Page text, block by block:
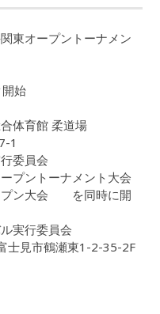
東オープントーナメン
始
体育館 柔道場
1
委員会
プントーナメント大会
プン大会 を同時に開
実行委員会
鶴瀬東1-2-35-2F